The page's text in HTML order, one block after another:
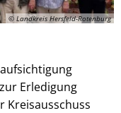
© Landkreis Hersfeld-Rotenburg
Erledigung
Kreisausschuss